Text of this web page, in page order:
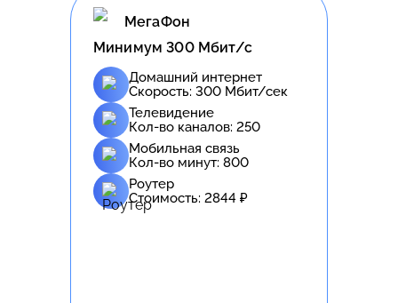
МегаФон
Минимум 300 Мбит/с
Домашний интернет
Скорость: 300 Мбит/сек
Телевидение
Кол-во каналов: 250
Мобильная связь
Кол-во минут: 800
Роутер
Стоимость: 2844 ₽